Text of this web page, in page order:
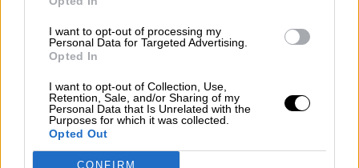
I want to opt-out of processing my
Personal Data for Targeted Advertising.
Opted In
I want to opt-out of Collection, Use,
Retention, Sale, and/or Sharing of my
Personal Data that Is Unrelated with the
Purposes for which it was collected.
Opted Out
CONFIRM